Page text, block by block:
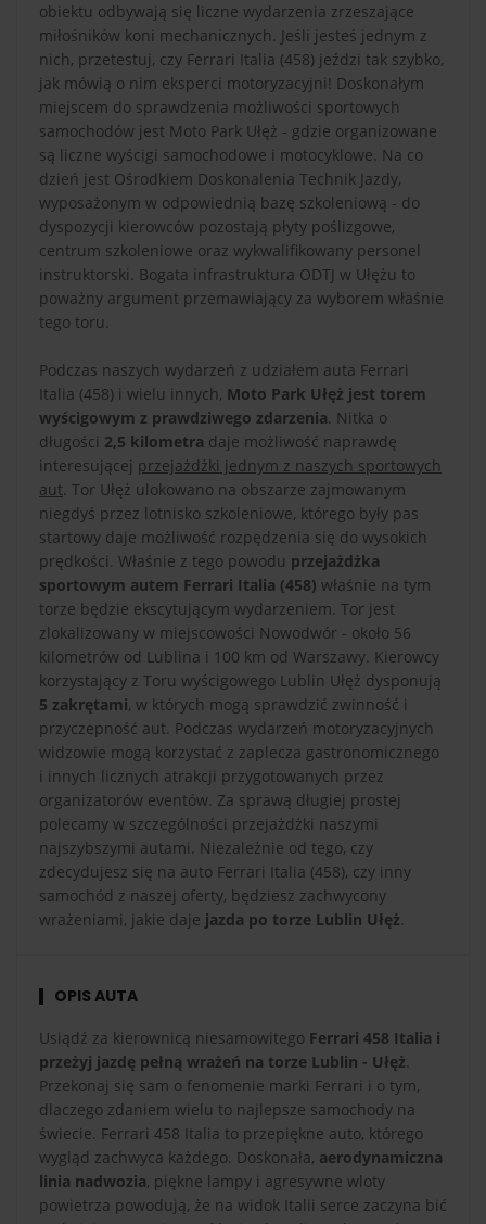
obiektu odbywają się liczne wydarzenia zrzeszające
miłośników koni mechanicznych. Jeśli jesteś jednym z
nich, przetestuj, czy Ferrari Italia (458) jeździ tak szybko,
jak mówią o nim eksperci motoryzacyjni! Doskonałym
miejscem do sprawdzenia możliwości sportowych
samochodów jest Moto Park Ułęż - gdzie organizowane
są liczne wyścigi samochodowe i motocyklowe. Na co
dzień jest Ośrodkiem Doskonalenia Technik Jazdy,
wyposażonym w odpowiednią bazę szkoleniową - do
dyspozycji kierowców pozostają płyty poślizgowe,
centrum szkoleniowe oraz wykwalifikowany personel
instruktorski. Bogata infrastruktura ODTJ w Ułężu to
poważny argument przemawiający za wyborem właśnie
tego toru.
Podczas naszych wydarzeń z udziałem auta Ferrari
Italia (458) i wielu innych, Moto Park Ułęż jest torem
wyścigowym z prawdziwego zdarzenia. Nitka o
długości 2,5 kilometra daje możliwość naprawdę
interesującej przejażdżki jednym z naszych sportowych
aut. Tor Ułęż ulokowano na obszarze zajmowanym
niegdyś przez lotnisko szkoleniowe, którego były pas
startowy daje możliwość rozpędzenia się do wysokich
prędkości. Właśnie z tego powodu przejażdżka
sportowym autem Ferrari Italia (458) właśnie na tym
torze będzie ekscytującym wydarzeniem. Tor jest
zlokalizowany w miejscowości Nowodwór - około 56
kilometrów od Lublina i 100 km od Warszawy. Kierowcy
korzystający z Toru wyścigowego Lublin Ułęż dysponują
5 zakrętami, w których mogą sprawdzić zwinność i
przyczepność aut. Podczas wydarzeń motoryzacyjnych
widzowie mogą korzystać z zaplecza gastronomicznego
i innych licznych atrakcji przygotowanych przez
organizatorów eventów. Za sprawą długiej prostej
polecamy w szczególności przejażdżki naszymi
najszybszymi autami. Niezależnie od tego, czy
zdecydujesz się na auto Ferrari Italia (458), czy inny
samochód z naszej oferty, będziesz zachwycony
wrażeniami, jakie daje jazda po torze Lublin Ułęż.
OPIS AUTA
Usiądź za kierownicą niesamowitego Ferrari 458 Italia i
przeżyj jazdę pełną wrażeń na torze Lublin - Ułęż.
Przekonaj się sam o fenomenie marki Ferrari i o tym,
dlaczego zdaniem wielu to najlepsze samochody na
świecie. Ferrari 458 Italia to przepiękne auto, którego
wygląd zachwyca każdego. Doskonała, aerodynamiczna
linia nadwozia, piękne lampy i agresywne wloty
powietrza powodują, że na widok Italii serce zaczyna bić